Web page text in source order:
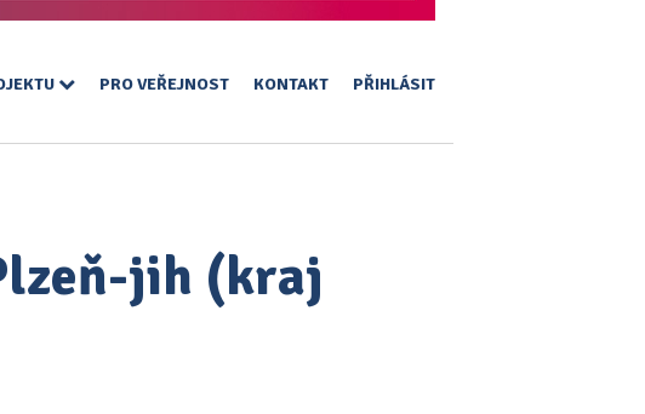
PRO VEŘEJNOST KONTAKT PŘIHLÁSIT
jih (kraj